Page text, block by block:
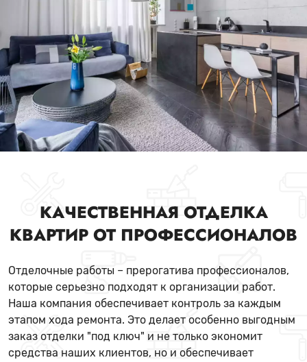
КАЧЕСТВЕННАЯ ОТДЕЛКА
КВАРТИР ОТ ПРОФЕССИОНАЛОВ
Отделочные работы – прерогатива профессионалов,
которые серьезно подходят к организации работ.
Наша компания обеспечивает контроль за каждым
этапом хода ремонта. Это делает особенно выгодным
заказ отделки "под ключ" и не только экономит
средства наших клиентов, но и обеспечивает